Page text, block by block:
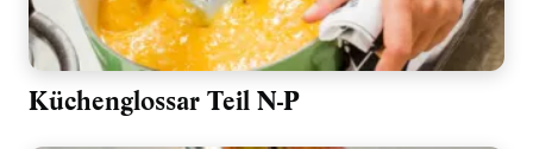
Küchenglossar Teil N-P